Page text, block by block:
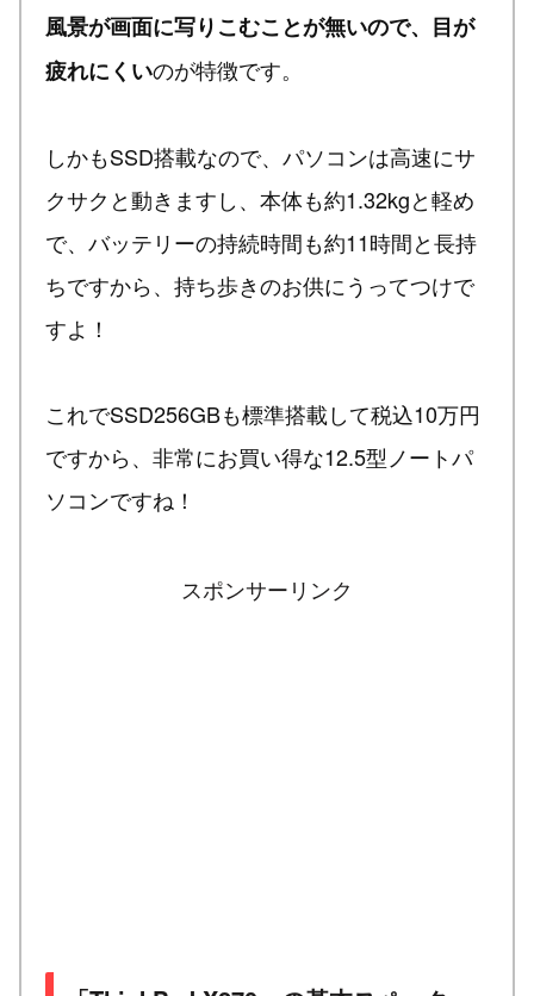
風景が画面に写りこむことが無いので、目が
疲れにくいのが特徴です。
しかもSSD搭載なので、パソコンは高速にサ
クサクと動きますし、本体も約1.32kgと軽め
で、バッテリーの持続時間も約11時間と長持
ちですから、持ち歩きのお供にうってつけで
すよ！
これでSSD256GBも標準搭載して税込10万円
ですから、非常にお買い得な12.5型ノートパ
ソコンですね！
スポンサーリンク